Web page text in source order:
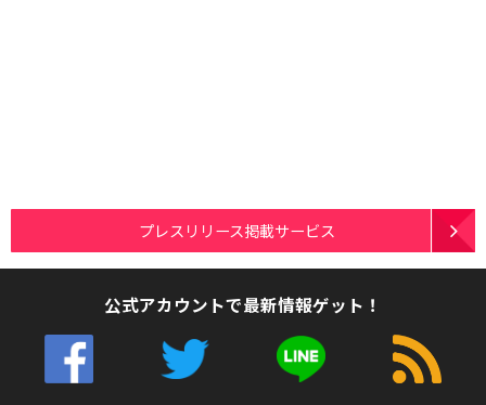
プレスリリース掲載サービス
公式アカウントで最新情報ゲット！